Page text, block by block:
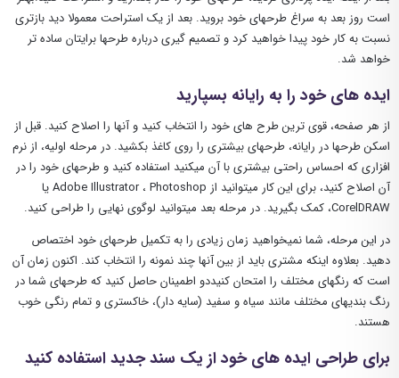
است روز بعد به سراغ طرحهای خود بروید. بعد از یک استراحت معمولا دید بازتری
نسبت به کار خود پیدا خواهید کرد و تصمیم گیری درباره طرحها برایتان ساده تر
خواهد شد.
ایده های خود را به رایانه بسپارید
از هر صفحه، قوی ترین طرح های خود را انتخاب کنید و آنها را اصلاح کنید. قبل از
اسکن طرحها در رایانه، طرحهای بیشتری را روی کاغذ بکشید. در مرحله اولیه، از نرم
افزاری که احساس راحتی بیشتری با آن میکنید استفاده کنید و طرحهای خود را در
آن اصلاح کنید، برای این کار میتوانید از Adobe Illustrator ، Photoshop یا
CorelDRAW، کمک بگیرید. در مرحله بعد میتوانید لوگوی نهایی را طراحی کنید.
در این مرحله، شما نمیخواهید زمان زیادی را به تکمیل طرحهای خود اختصاص
دهید. بعلاوه اینکه مشتری باید از بین آنها چند نمونه را انتخاب کند. اکنون زمان آن
است که رنگهای مختلف را امتحان کنیددو اطمینان حاصل کنید که طرحهای شما در
رنگ بندیهای مختلف مانند سیاه و سفید (سایه دار)، خاکستری و تمام رنگی خوب
هستند.
برای طراحی ایده های خود از یک سند جدید استفاده کنید